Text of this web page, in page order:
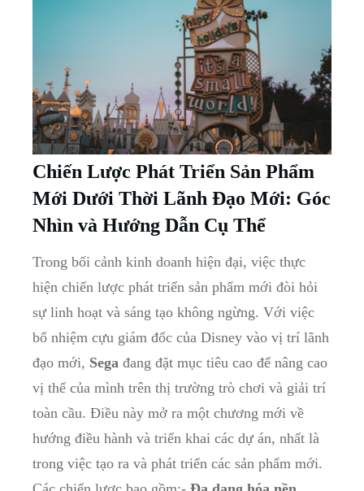
Chiến ⁤Lược ​Phát Triển Sản Phẩm
Mới Dưới Thời Lãnh Đạo Mới: Góc
Nhìn và Hướng Dẫn Cụ Thể
Trong bối ‌cảnh kinh ​doanh hiện ​đại, việc thực
hiện chiến lược phát ⁣triển‍ sản phẩm mới đòi hỏi
sự linh hoạt và sáng tạo‌ không ngừng. Với việc​
bổ nhiệm cựu ⁢giám đốc của Disney vào ​vị ‍trí lãnh⁤
đạo mới, Sega đang đặt mục tiêu cao ⁣để nâng‍ cao
vị thế của mình trên⁣ thị ​trường trò chơi và giải ⁤trí
toàn cầu.⁣ Điều⁣ này mở ra‌ một chương mới về
hướng ‌điều hành và⁢ triển khai các dự án, nhất là
trong việc tạo ra và phát triển ​các sản ⁣phẩm mới.⁢